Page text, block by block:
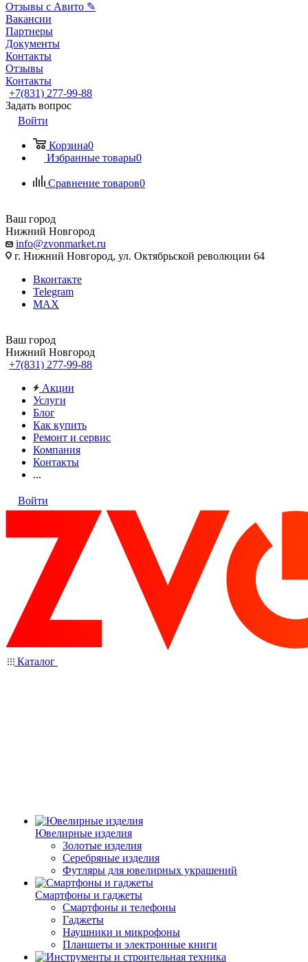
Отзывы с Авито ✎
Вакансии
Партнеры
Документы
Контакты
Отзывы
Контакты
+7(831) 277-99-88
Задать вопрос
Войти
Корзина0
Избранные товары0
Сравнение товаров0
Ваш город
Нижний Новгород
info@zvonmarket.ru
г. Нижний Новгород, ул. Октябрьской революции 64
Вконтакте
Telegram
MAX
Ваш город
Нижний Новгород
+7(831) 277-99-88
Акции
Услуги
Блог
Как купить
Ремонт и сервис
Компания
Контакты
...
Войти
Каталог
Ювелирные изделия
Золотые изделия
Серебряные изделия
Футляры для ювелирных украшений
Смартфоны и гаджеты
Смартфоны и телефоны
Гаджеты
Наушники и микрофоны
Планшеты и электронные книги